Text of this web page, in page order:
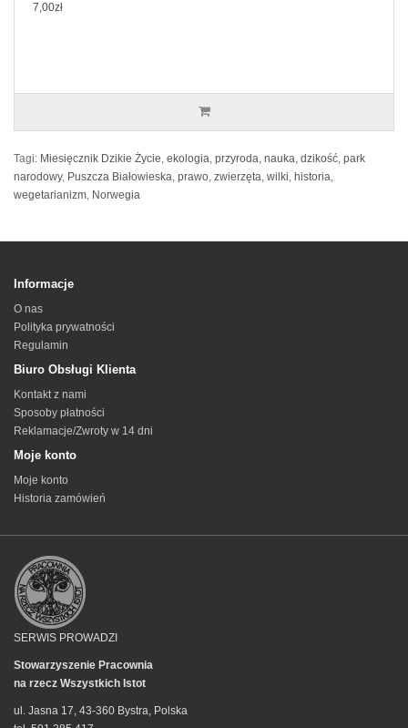
7,00zł
Tagi: Miesięcznik Dzikie Życie, ekologia, przyroda, nauka, dzikość, park
narodowy, Puszcza Białowieska, prawo, zwierzęta, wilki, historia,
wegetarianizm, Norwegia
Informacje
O nas
Polityka prywatności
Regulamin
Biuro Obsługi Klienta
Kontakt z nami
Sposoby płatności
Reklamacje/Zwroty w 14 dni
Moje konto
Moje konto
Historia zamówień
SERWIS PROWADZI
Stowarzyszenie Pracownia
na rzecz Wszystkich Istot
ul. Jasna 17, 43-360 Bystra, Polska